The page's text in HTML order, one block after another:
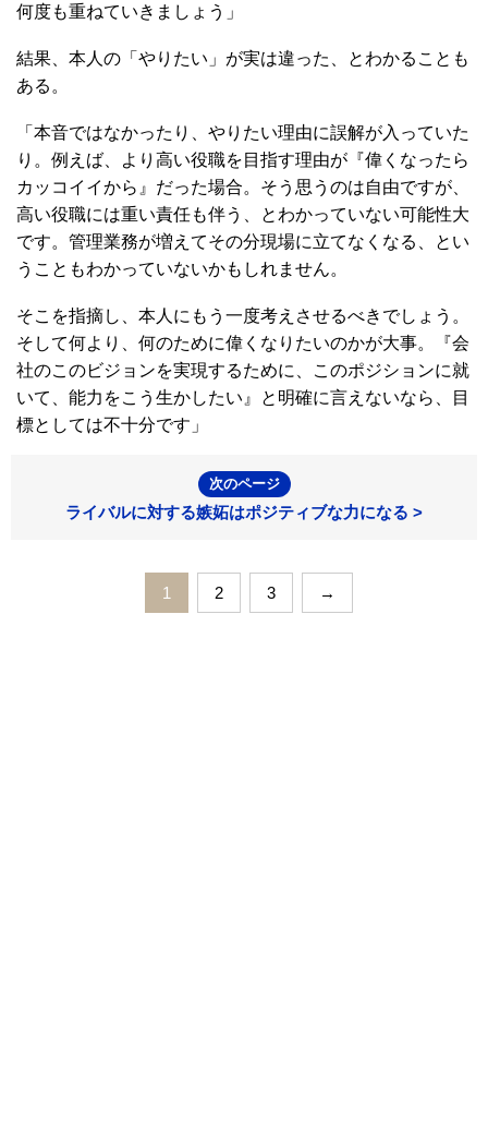
何度も重ねていきましょう」
結果、本人の「やりたい」が実は違った、とわかることも
ある。
「本音ではなかったり、やりたい理由に誤解が入っていた
り。例えば、より高い役職を目指す理由が『偉くなったら
カッコイイから』だった場合。そう思うのは自由ですが、
高い役職には重い責任も伴う、とわかっていない可能性大
です。管理業務が増えてその分現場に立てなくなる、とい
うこともわかっていないかもしれません。
そこを指摘し、本人にもう一度考えさせるべきでしょう。
そして何より、何のために偉くなりたいのかが大事。『会
社のこのビジョンを実現するために、このポジションに就
いて、能力をこう生かしたい』と明確に言えないなら、目
標としては不十分です」
次のページ
ライバルに対する嫉妬はポジティブな力になる >
1 2 3 →